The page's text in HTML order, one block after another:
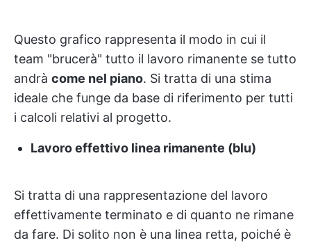
Questo grafico rappresenta il modo in cui il
team "brucerà" tutto il lavoro rimanente se tutto
andrà come nel piano. Si tratta di una stima
ideale che funge da base di riferimento per tutti
i calcoli relativi al progetto.
Lavoro effettivo linea rimanente (blu)
Si tratta di una rappresentazione del lavoro
effettivamente terminato e di quanto ne rimane
da fare. Di solito non è una linea retta, poiché è